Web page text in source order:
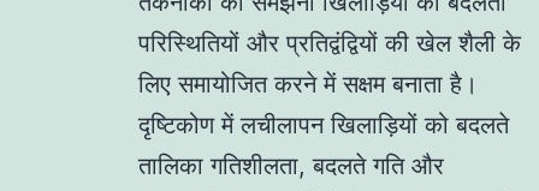
परिस्थितियों और प्रतिद्वंद्वियों की खेल शैली के
लिए समायोजित करने में सक्षम बनाता है।
दृष्टिकोण में लचीलापन खिलाड़ियों को बदलते
तालिका गतिशीलता, बदलते गति और